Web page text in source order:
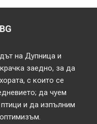
на Дупница и
заедно, за да
с които се
да чуем
птици и да изпълним